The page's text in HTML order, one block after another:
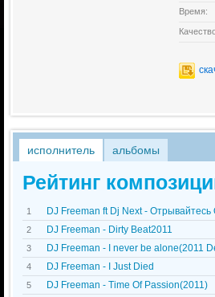
Время:
исполнитель альбомы
Рейтинг
1 DJ Freeman ft Dj Next -
2 DJ Freeman - Dirty Beat2011
3 DJ Freeman - I never be alone(2011
4 DJ Freeman - I Just Died
5 DJ Freeman - Time Of Passion(2011)